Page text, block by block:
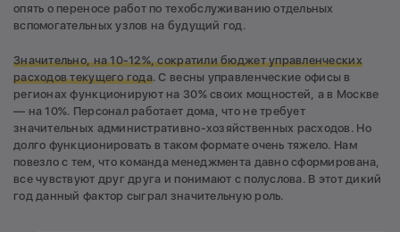
опять о переносе работ по техобслуживанию отдельных
вспомогательных узлов на будущий год.
Значительно, на 10-12%, сократили бюджет управленческих
расходов текущего года. С весны управленческие офисы в
регионах функционируют на 30% своих мощностей, а в Москве
— на 10%. Персонал работает дома, что не требует
значительных административно-хозяйственных расходов. Но
долго функционировать в таком формате очень тяжело. Нам
повезло с тем, что команда менеджмента давно сформирована,
все чувствуют друг друга и понимают с полуслова. В этот дикий
год данный фактор сыграл значительную роль.